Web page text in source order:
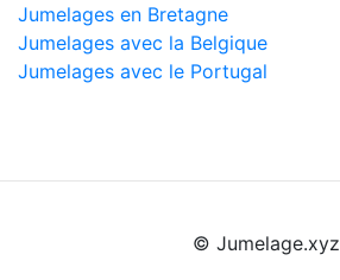
Jumelages en Bretagne
Jumelages avec la Belgique
Jumelages avec le Portugal
© Jumelage.xyz